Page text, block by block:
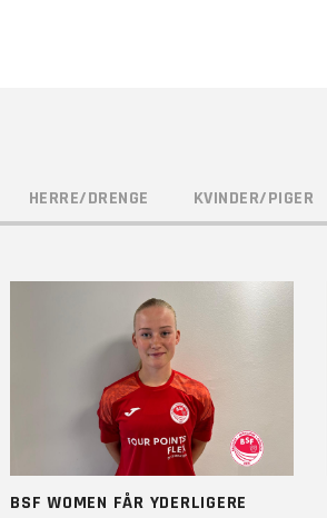
HERRE/DRENGE KVINDER/PIGER
BSF WOMEN FÅR YDERLIGERE